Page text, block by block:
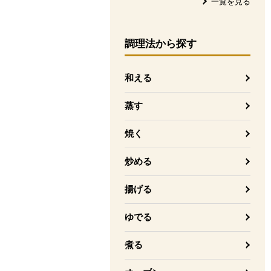
調理法から探す
和える
蒸す
焼く
炒める
揚げる
ゆでる
煮る